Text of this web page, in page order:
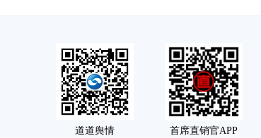
道道舆情 首席直销官APP